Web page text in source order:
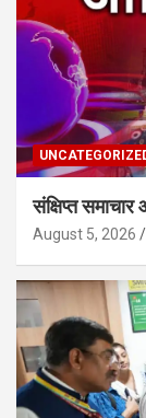
संक्षिप्त
August 5, 2026